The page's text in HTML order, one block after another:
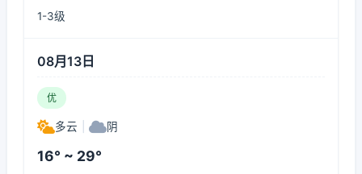
1-3级
08月13日
优
多云 阴
16° ~ 29°